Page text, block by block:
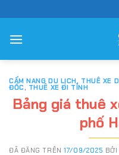
đến
nội
CẨM NANG DU LỊCH, THUÊ XE
ĐỐC, THUÊ XE ĐI TỈNH
Bảng giá thuê
phố
ĐÃ ĐĂNG TRÊN17/09/2025 BỞI